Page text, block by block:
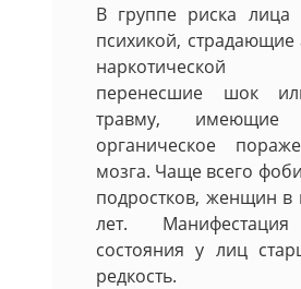
В группе риска лица
психикой,
наркотической
перенесшие шок
травму,
органическое
мозга. Чаще всего
подростков, женщин в
лет. Манифестация
состояния у лиц
редкость.